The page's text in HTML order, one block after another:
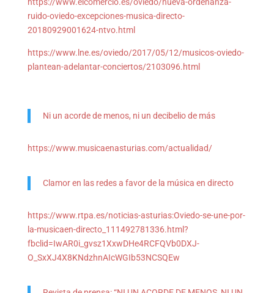
ruido-oviedo-excepciones-musica-directo-
20180929001624-ntvo.html
https://www.lne.es/oviedo/2017/05/12/musicos-oviedo-
plantean-adelantar-conciertos/2103096.html
Ni un acorde de menos, ni un decibelio de más
https://www.musicaenasturias.com/actualidad/
Clamor en las redes a favor de la música en directo
https://www.rtpa.es/noticias-asturias:Oviedo-se-une-por-
la-musicaen-directo_111492781336.html?
fbclid=IwAR0i_gvsz1XxwDHe4RCFQVb0DXJ-
O_SxXJ4X8KNdzhnAIcWGIb53NCSQEw